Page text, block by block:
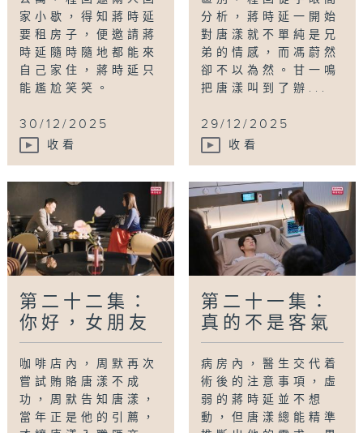
家小歇，得知蔣時延
要租房子，便邀請蔣
時延隨時隨地都能來
自己家住，蔣時延只
能尷尬笑笑。
30/12/2025
收看
分析，蔣時延一開始
對唐漾就不單純是兄
弟的情感，而馮蔚然
卻不以為然。甘一鳴
把唐漾叫到了辦...
29/12/2025
收看
第二十二集：
你好，女朋友
咖啡店內，周默再次
嘗試賄賂唐漾不成
功，周默告知唐漾，
當年正是他的引薦，
第二十一集：
真的不是客氣
病房內，醫生交代着
術後的注意事項，虛
弱的蔣時延並不想
動，但唐漾總能精準